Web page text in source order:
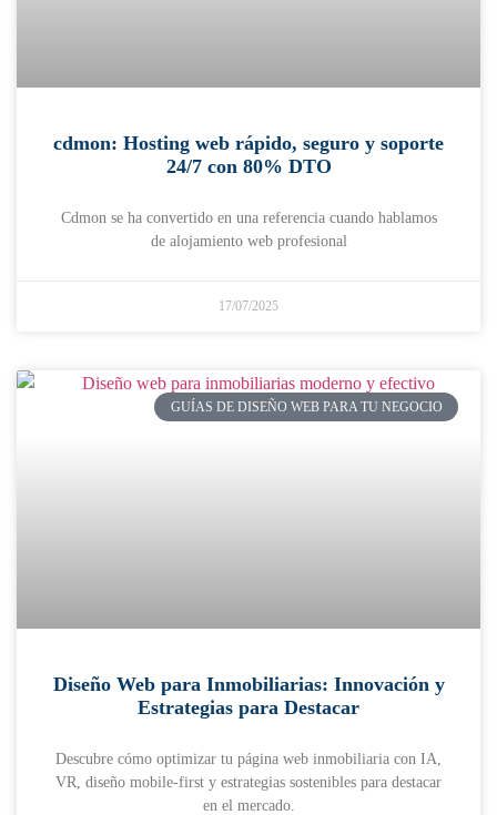
cdmon: Hosting web rápido, seguro y soporte
24/7 con 80% DTO
Cdmon se ha convertido en una referencia cuando hablamos
de alojamiento web profesional
17/07/2025
GUÍAS DE DISEÑO WEB PARA TU NEGOCIO
Diseño Web para Inmobiliarias: Innovación y
Estrategias para Destacar
Descubre cómo optimizar tu página web inmobiliaria con IA,
VR, diseño mobile-first y estrategias sostenibles para destacar
en el mercado.